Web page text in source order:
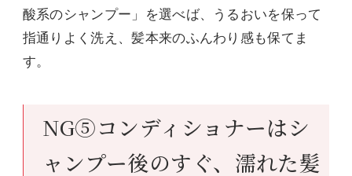
酸系のシャンプー」を選べば、うるおいを保って
指通りよく洗え、髪本来のふんわり感も保てま
す。
NG⑤コンディショナーはシ
ャンプー後のすぐ、濡れた髪